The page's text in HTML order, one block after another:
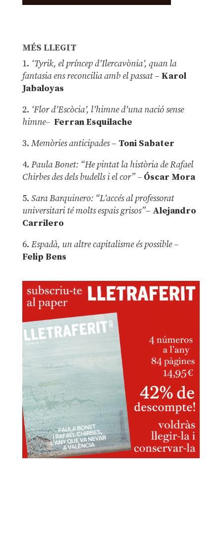
MÉS LLEGIT
1. ‘Tyrik, el príncep d’Ilercavònia’, quan la
fantasia ens reconcilia amb el passat– Karol
Jabaloyas
2. ‘Flor d’Escòcia’, l’himne d’una nació sense
himne– Ferran Esquilache
3. Memòries anticipades– Toni Sabater
4. Paula Bonet: “He pintat la història de Rafael
Chirbes des dels budells i el cor” –Óscar Mora
5. Sara Barquinero: “L’accés al professorat
universitari té molts espais grisos”– Alejandro
Carrilero
6. Espadà, un altre capitalisme és possible –
Felip Bens